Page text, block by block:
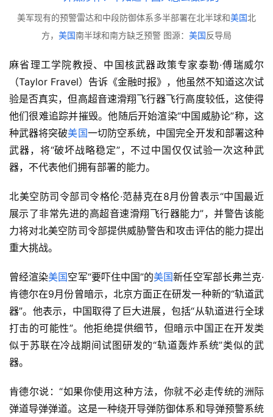
美军现有的预警雷达和中段防御体系多半部署在北半球和美国北
方， 美国南半球和南方缺乏预警 图源： 美国反导局
麻省理工学院教授、中国核武器政策专家泰勒·傅瑞威尔
（Taylor Fravel）告诉《金融时报》，他虽然不知道这次试
验是否真实，但高超音速滑翔飞行器飞行高度较低，这使得
他们很难追踪并摧毁。他随后开始渲染“中国威胁论”称，这
种武器将突破美国一切防空系统，中国完全开发和部署这种
武器，将“破坏战略稳定”，不过中国仅仅试验一次这种武
器，不代表他们拥有部署的能力。
北美空防司令部司令格伦·范赫克在8月份曾表示“中国最近
展示了非常先进的高超音速滑翔飞行器能力”，并警告该能
力将对北美空防司令部提供威胁警告和攻击评估的能力提出
重大挑战。
曾经渲染美国空军“要吓住中国”的美国新任空军部长弗兰克·
肯德尔在9月份曾暗示，北京方面正在研发一种新的“轨道武
器”。他表示，中国取得了巨大进展，包括“从轨道进行全球
打击的可能性”。他拒绝提供细节，但暗示中国正在开发类
似于苏联在冷战期间试图研发的“轨道轰炸系统”类似的武
器。
肯德尔说：“如果你使用这种方法，你就不必走传统的洲际
弹道导弹弹道。这是一种绕开导弹防御体系和导弹预警系统